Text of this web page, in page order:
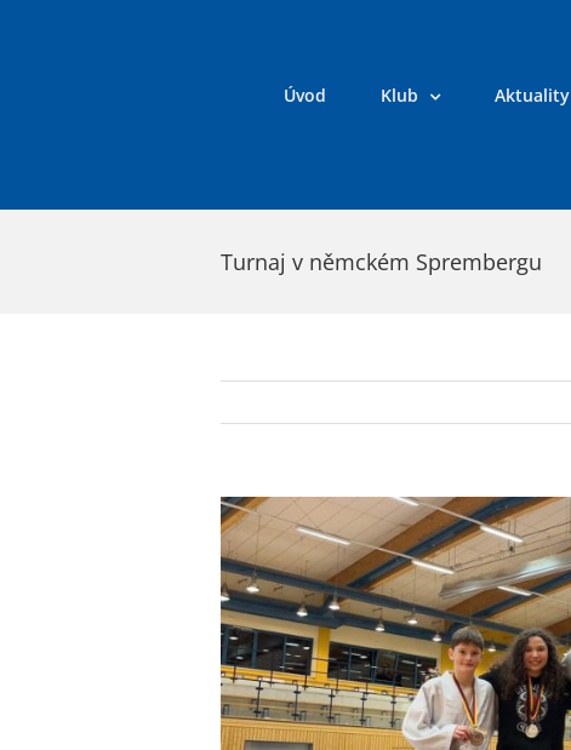
Úvod Klub Aktuality
Turnaj v němckém Sprembergu
Zobrazit
větší
obrázek